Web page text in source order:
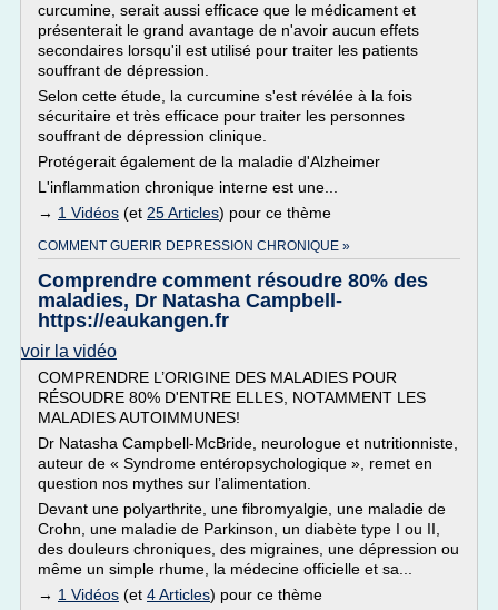
curcumine, serait aussi efficace que le médicament et
présenterait le grand avantage de n'avoir aucun effets
secondaires lorsqu'il est utilisé pour traiter les patients
souffrant de dépression.
Selon cette étude, la curcumine s'est révélée à la fois
sécuritaire et très efficace pour traiter les personnes
souffrant de dépression clinique.
Protégerait également de la maladie d'Alzheimer
L'inflammation chronique interne est une...
→ 1 Vidéos (et 25 Articles) pour ce thème
COMMENT GUERIR DEPRESSION CHRONIQUE »
Comprendre comment résoudre 80% des
maladies, Dr Natasha Campbell-
https://eaukangen.fr
voir la vidéo
COMPRENDRE L’ORIGINE DES MALADIES POUR
RÉSOUDRE 80% D'ENTRE ELLES, NOTAMMENT LES
MALADIES AUTOIMMUNES!
Dr Natasha Campbell-McBride, neurologue et nutritionniste,
auteur de « Syndrome entéropsychologique », remet en
question nos mythes sur l’alimentation.
Devant une polyarthrite, une fibromyalgie, une maladie de
Crohn, une maladie de Parkinson, un diabète type I ou II,
des douleurs chroniques, des migraines, une dépression ou
même un simple rhume, la médecine officielle et sa...
→ 1 Vidéos (et 4 Articles) pour ce thème